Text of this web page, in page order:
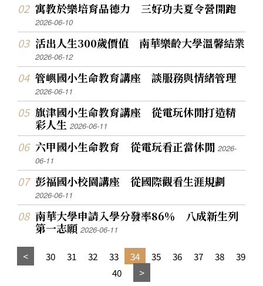
寓教於樂培育品德力 三好功夫夏令營開跑
2026-06-10
活出人生300歲價值 南華樂齡大學溫馨結業
2026-06-12
管嶼國小生命教育講座 談服務與情緒管理
2026-06-11
旗津國小生命教育講座 從電玩休閒打造精
彩人生2026-06-11
六甲國小生命教育 從電玩看正當休閒2026-
06-11
彭福國小校園講座 從國際觀看生涯規劃
2026-06-11
南華大學申請入學分發率86％ 八成新生列
第一志願2026-06-11
30 31 32 33 34 35 36 37 38
39
40